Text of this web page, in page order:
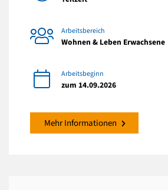
Arbeitsbereich
Wohnen & Leben Erwachsene
Arbeitsbeginn
zum 14.09.2026
Mehr Informationen